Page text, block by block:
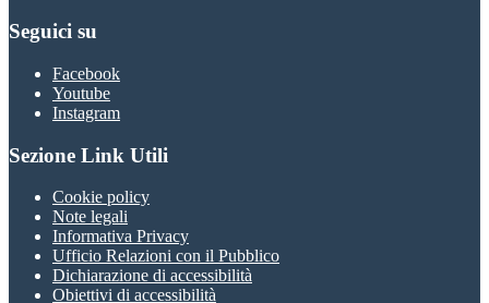
Seguici su
Facebook
Youtube
Instagram
Sezione Link Utili
Cookie policy
Note legali
Informativa Privacy
Ufficio Relazioni con il Pubblico
Dichiarazione di accessibilità
Obiettivi di accessibilità